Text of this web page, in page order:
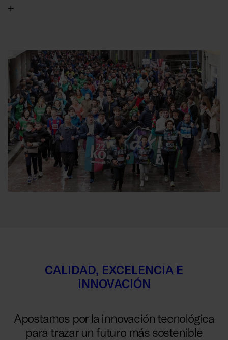
+
CALIDAD, EXCELENCIA E
INNOVACIÓN
Apostamos por la innovación tecnológica
para trazar un futuro más sostenible